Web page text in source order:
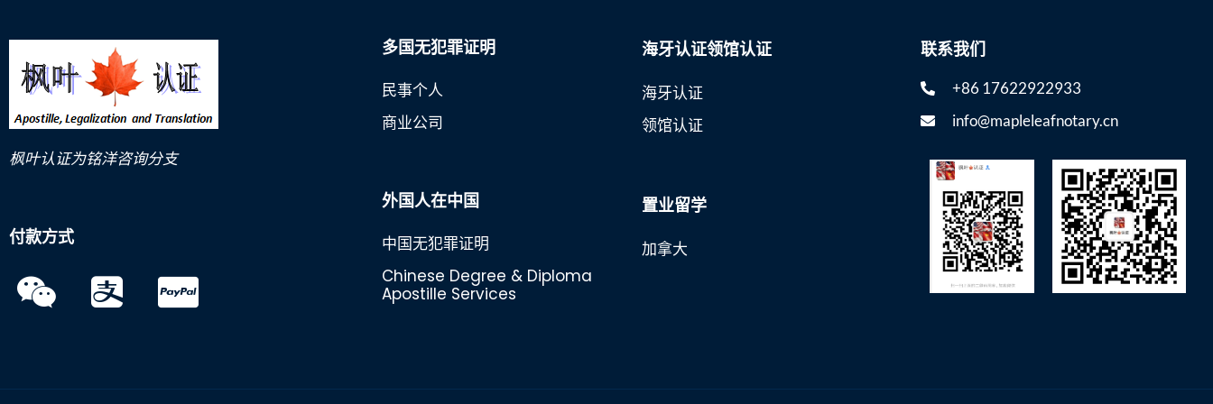
枫叶认证为铭洋咨询分支
付款方式
多国无犯罪证明
民事个人
商业公司
外国人在中国
中国无犯罪证明
Chinese Degree & Diploma
Apostille Services
海牙认证领馆认证
海牙认证
领馆认证
置业留学
加拿大
联系我们
+86 17622922933
info@mapleleafnotary.cn